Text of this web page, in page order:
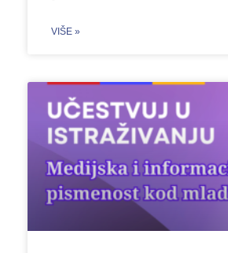
VIŠE »